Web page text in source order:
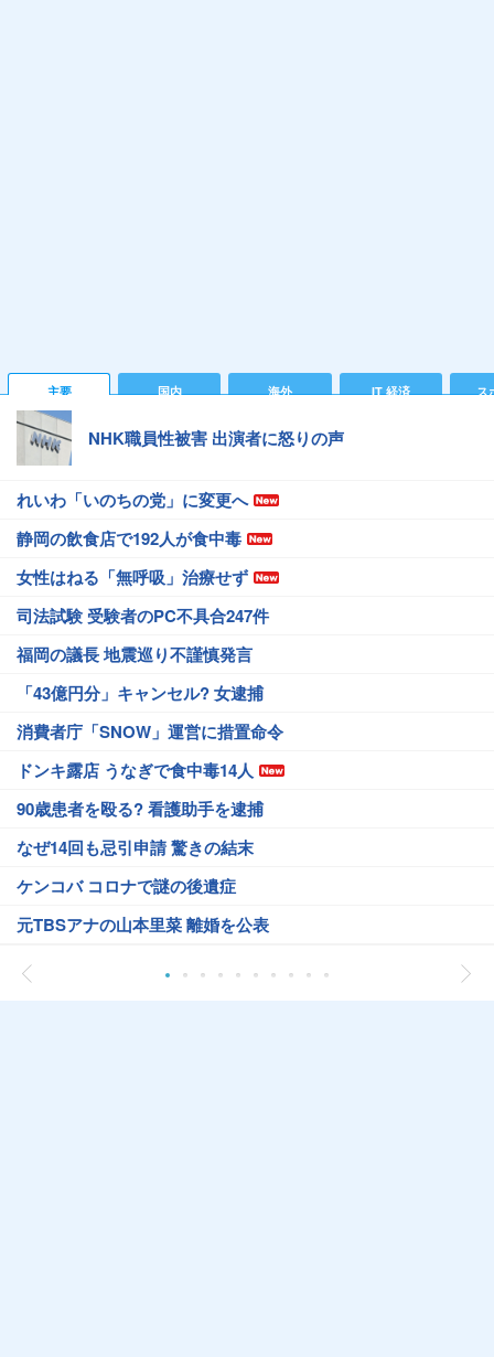
主要 国内 海外 IT 経済 ス
NHK職員性被害 出演者に怒りの声
れいわ「いのちの党」に変更へ
静岡の飲食店で192人が食中毒
女性はねる「無呼吸」治療せず
司法試験 受験者のPC不具合247件
福岡の議長 地震巡り不謹慎発言
「43億円分」キャンセル? 女逮捕
消費者庁「SNOW」運営に措置命令
ドンキ露店 うなぎで食中毒14人
90歳患者を殴る? 看護助手を逮捕
なぜ14回も忌引申請 驚きの結末
ケンコバ コロナで謎の後遺症
元TBSアナの山本里菜 離婚を公表